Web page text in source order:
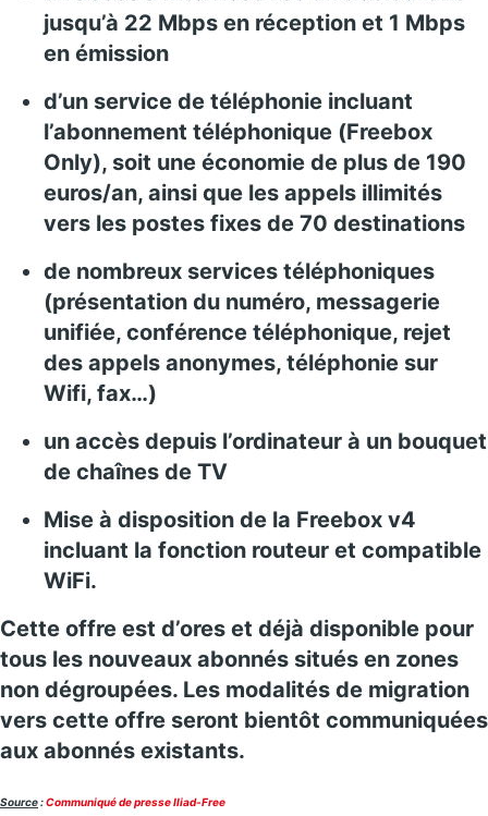
jusqu’à 22 Mbps en réception et 1 Mbps
en émission
d’un service de téléphonie incluant
l’abonnement téléphonique (Freebox
Only), soit une économie de plus de 190
euros/an, ainsi que les appels illimités
vers les postes fixes de 70 destinations
de nombreux services téléphoniques
(présentation du numéro, messagerie
unifiée, conférence téléphonique, rejet
des appels anonymes, téléphonie sur
Wifi, fax…)
un accès depuis l’ordinateur à un bouquet
de chaînes de TV
Mise à disposition de la Freebox v4
incluant la fonction routeur et compatible
WiFi.
Cette offre est d’ores et déjà disponible pour
tous les nouveaux abonnés situés en zones
non dégroupées. Les modalités de migration
vers cette offre seront bientôt communiquées
aux abonnés existants.
Source:Communiqué de presse Iliad-Free